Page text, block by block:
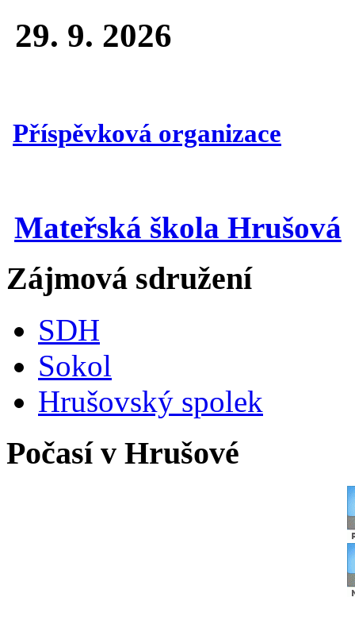
29. 9. 2026
Příspěvková organizace
Mateřská škola Hrušová
Zájmová sdružení
SDH
Sokol
Hrušovský spolek
Počasí v Hrušové